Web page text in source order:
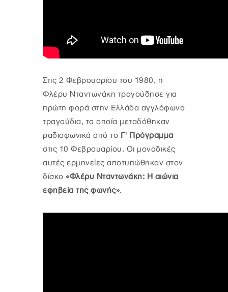
Στις 2 Φεβρουαρίου του 1980, η
Φλέρυ Νταντωνάκη τραγούδησε για
πρώτη φορά στην Ελλάδα αγγλόφωνα
τραγούδια, τα οποία μεταδόθηκαν
ραδιοφωνικά από το Γ' Πρόγραμμα
στις 10 Φεβρουαρίου. Οι μοναδικές
αυτές ερμηνείες αποτυπώθηκαν στον
δίσκο «Φλέρυ Νταντωνάκη: Η αιώνια
εφηβεία της φωνής».